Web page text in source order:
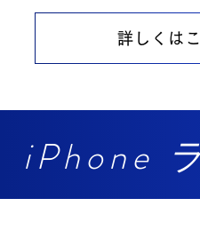
詳しくは
iPhone